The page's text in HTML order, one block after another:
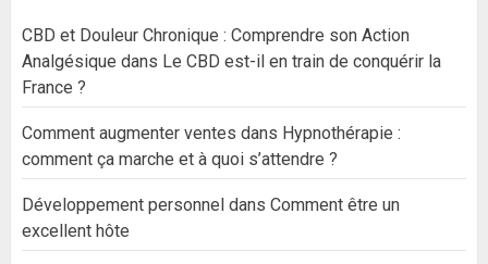
CBD et Douleur Chronique : Comprendre son Action
Analgésique dans Le CBD est-il en train de conquérir la
France ?
Comment augmenter ventes dans Hypnothérapie :
comment ça marche et à quoi s’attendre ?
Développement personnel dans Comment être un
excellent hôte